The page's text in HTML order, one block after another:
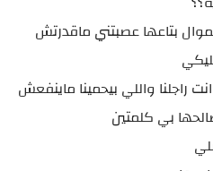
بتاعها عصبتني ماقدرتش
واللي بيحمينا ماينفعش
بي كلمتين